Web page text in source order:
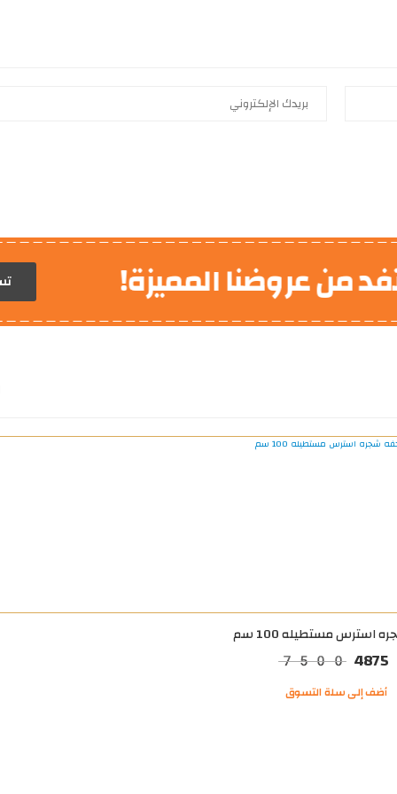
من عروضنا المميزة!
استرس مستطيله 100 سم
4875
7500
أضف إلى سلة التسوق